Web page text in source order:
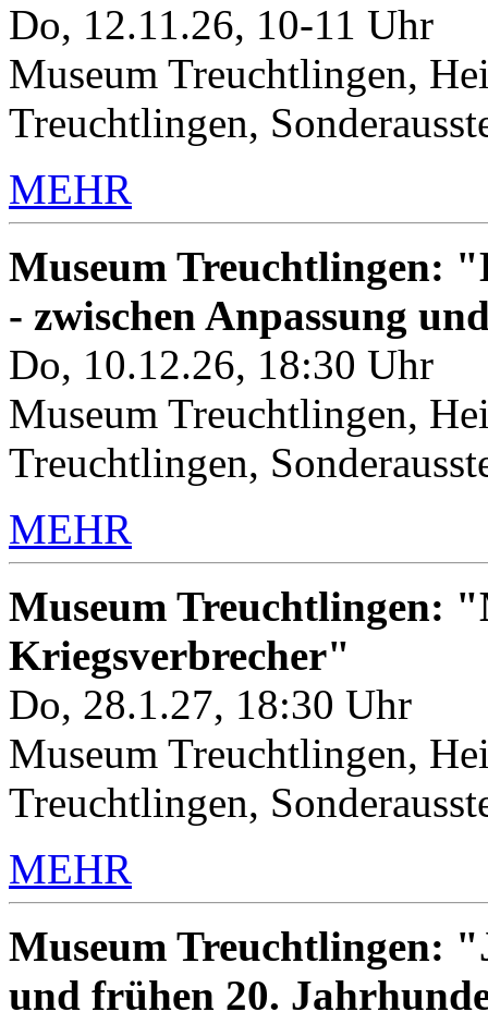
Do, 12.11.26, 10-11 Uhr
Museum Treuchtlingen,
Treuchtlingen,
MEHR
Museum Treuchtlingen:
- zwischen Anpassung
Do, 10.12.26, 18:30 Uhr
Museum Treuchtlingen,
Treuchtlingen,
MEHR
Museum Treuchtlingen:
Kriegsverbrecher"
Do, 28.1.27, 18:30 Uhr
Museum Treuchtlingen,
Treuchtlingen,
MEHR
Museum Treuchtlingen:
und frühen 20.